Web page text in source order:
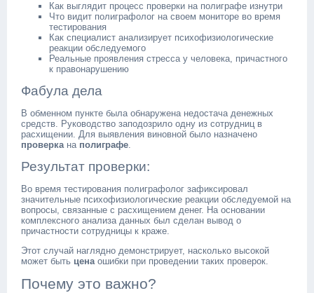
Как выглядит процесс проверки на полиграфе изнутри
Что видит полиграфолог на своем мониторе во время
тестирования
Как специалист анализирует психофизиологические
реакции обследуемого
Реальные проявления стресса у человека, причастного
к правонарушению
Фабула дела
В обменном пункте была обнаружена недостача денежных
средств. Руководство заподозрило одну из сотрудниц в
расхищении. Для выявления виновной было назначено
проверкана полиграфе.
Результат проверки:
Во время тестирования полиграфолог зафиксировал
значительные психофизиологические реакции обследуемой на
вопросы, связанные с расхищением денег. На основании
комплексного анализа данных был сделан вывод о
причастности сотрудницы к краже.
Этот случай наглядно демонстрирует, насколько высокой
может быть ценаошибки при проведении таких проверок.
Почему это важно?